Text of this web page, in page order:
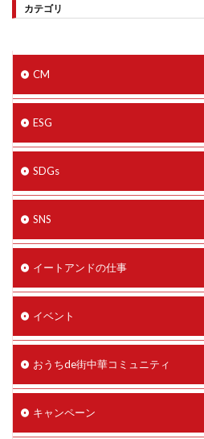
カテゴリ
CM
ESG
SDGs
SNS
イートアンドの仕事
イベント
おうちde街中華コミュニティ
キャンペーン